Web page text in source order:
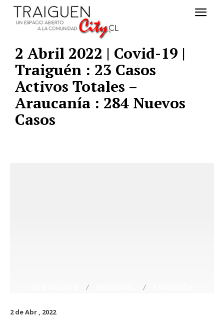
2 Abril 2022 | Covid-19 |
Traiguén : 23 Casos
Activos Totales –
Araucanía : 284 Nuevos
Casos
2 de Abr , 2022